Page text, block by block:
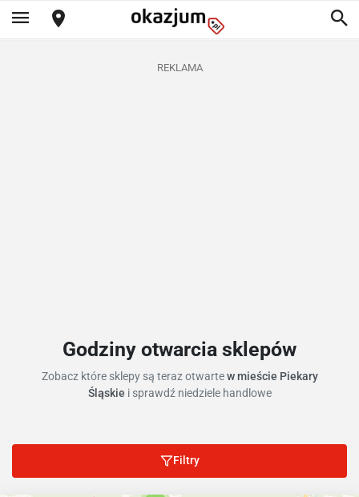
REKLAMA
Godziny otwarcia sklepów
Zobacz które sklepy są teraz otwartew mieście Piekary
Śląskie i sprawdź niedziele handlowe
Filtry